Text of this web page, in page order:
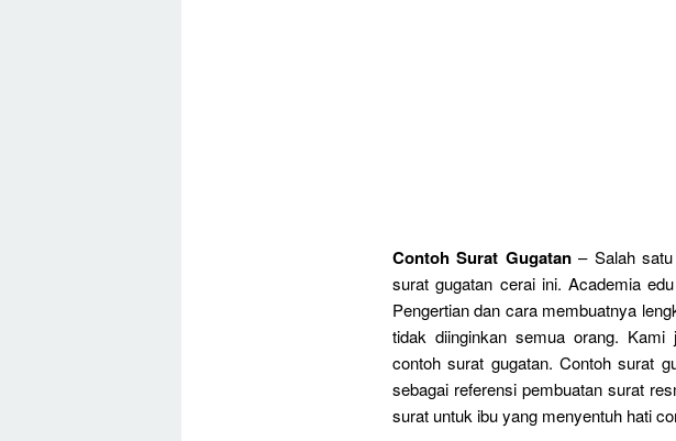
Contoh Surat Gugatan– Salah satu
surat gugatan cerai ini. Academia
Pengertian dan cara membuatnya
tidak diinginkan semua orang.
contoh surat gugatan. Contoh surat
sebagai referensi pembuatan surat
surat untuk ibu yang menyentuh hati